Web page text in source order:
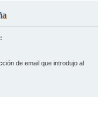
de email que introdujo al